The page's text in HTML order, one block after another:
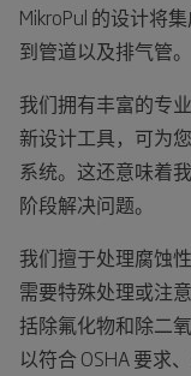
MikroPul 的设计将
到管道以及排气管。
我们拥有丰富的专
新设计工具，可为
系统。这还意味着
阶段解决问题。
我们擅于处理腐蚀
需要特殊处理或注
括除氟化物和除二
以符合 OSHA 要求